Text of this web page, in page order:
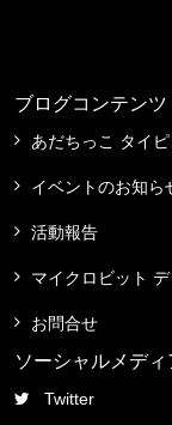
ブログコンテンツ
あだちっこ タイ
イベントのお知ら
活動報告
マイクロビット
お問合せ
ソーシャルメディ
Twitter